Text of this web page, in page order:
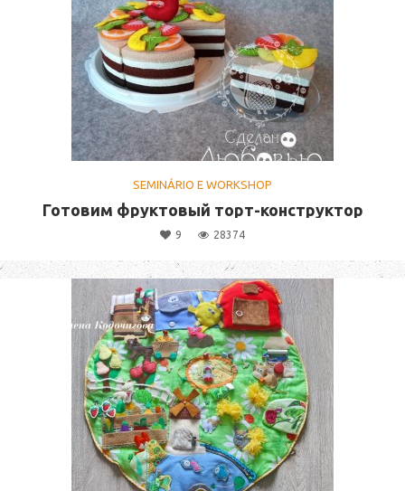
SEMINÁRIO E WORKSHOP
Готовим фруктовый торт-конструктор
9 28374